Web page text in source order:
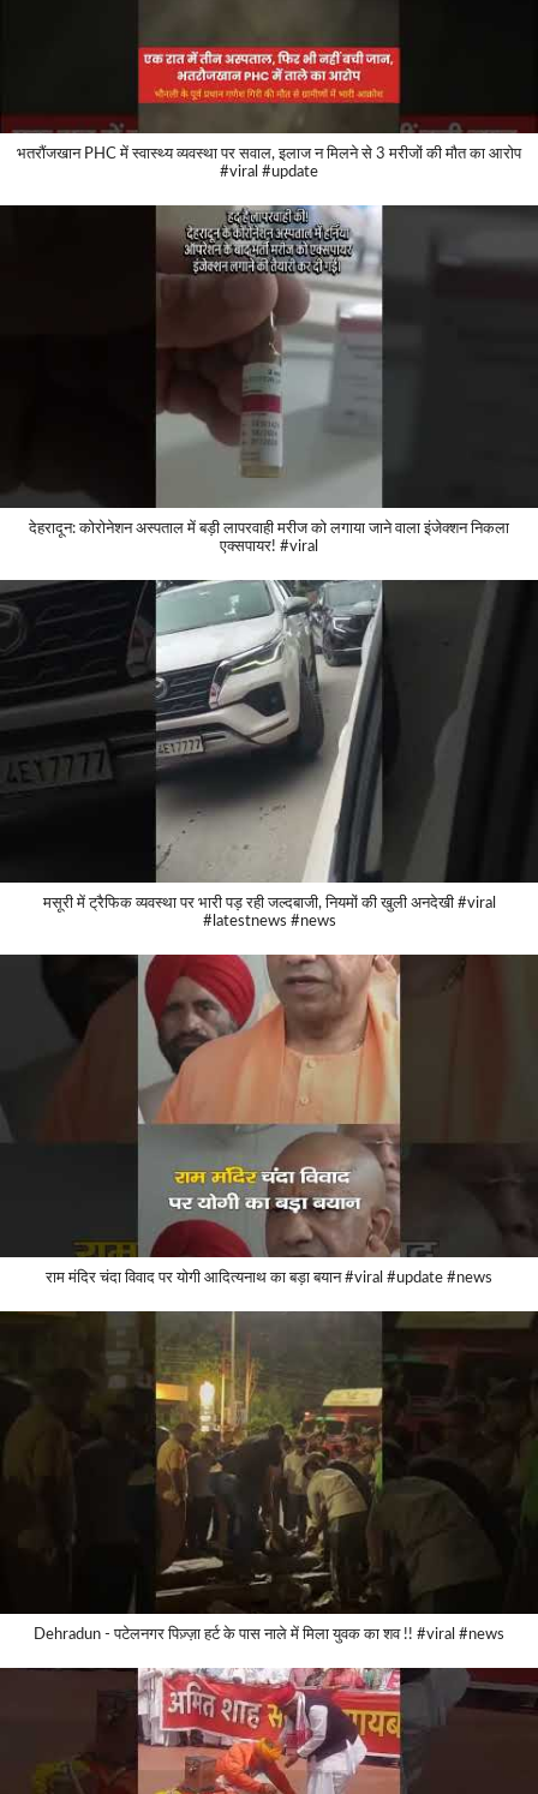
भतरौंजखान PHC में स्वास्थ्य व्यवस्था पर सवाल, इलाज न मिलने से 3 मरीजों की मौत का आरोप
#viral #update
देहरादून: कोरोनेशन अस्पताल में बड़ी लापरवाही मरीज को लगाया जाने वाला इंजेक्शन निकला
एक्सपायर! #viral
मसूरी में ट्रैफिक व्यवस्था पर भारी पड़ रही जल्दबाजी, नियमों की खुली अनदेखी #viral
#latestnews #news
राम मंदिर चंदा विवाद पर योगी आदित्यनाथ का बड़ा बयान #viral #update #news
Dehradun - पटेलनगर पिज़्ज़ा हर्ट के पास नाले में मिला युवक का शव !! #viral #news